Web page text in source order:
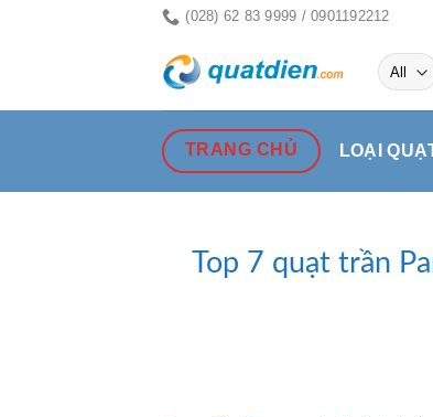
(028) 62 83 9999 / 0901192212
TRANG CHỦ LOẠI
Top 7 quạt trần